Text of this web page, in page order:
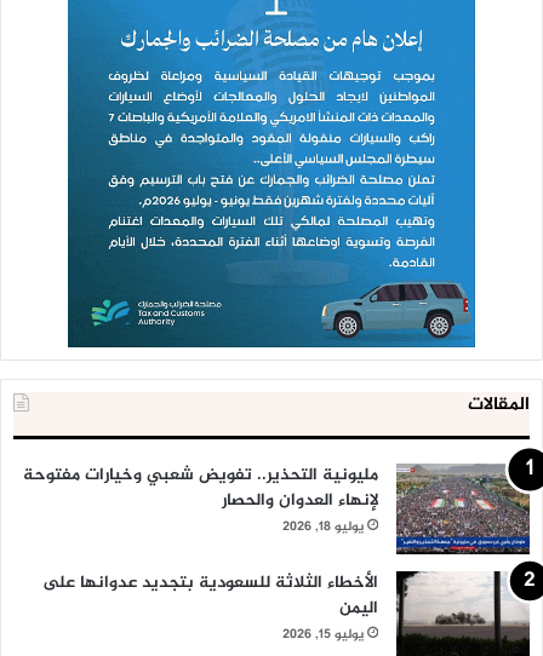
المقالات
مليونية التحذير.. تفويض شعبي وخيارات مفتوحة
لإنهاء العدوان والحصار
يوليو 18, 2026
الأخطاء الثلاثة للسعودية بتجديد عدوانها على
اليمن
يوليو 15, 2026